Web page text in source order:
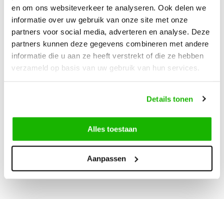
en om ons websiteverkeer te analyseren. Ook delen we
informatie over uw gebruik van onze site met onze
partners voor social media, adverteren en analyse. Deze
partners kunnen deze gegevens combineren met andere
informatie die u aan ze heeft verstrekt of die ze hebben
verzameld op basis van uw gebruik van hun services.
Details tonen
Alles toestaan
Aanpassen
Ordered on weekdays before 12:00 PM, shipped the
same day
Free returnson your order
Free Shipping from €100,-
1500+ models in stock
Wellies - Black/Wit polka dots
An essential part of your wardrobe, wellies are now more
popular than ever. Our black and white polka dot wellies are
not only fun, they, fit a large calf. Our wide-calf rain boots are
available in XL and XXL, in sizes 5- 13.